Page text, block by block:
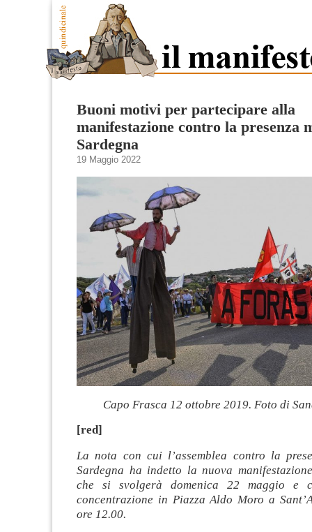
Buoni motivi per partecipare alla
manifestazione contro la presenza
Sardegna
19 Maggio 2022
Capo Frasca 12 ottobre 2019. Foto di
[red]
La nota con cui l’assemblea contro la
Sardegna ha indetto la nuova
che si svolgerà domenica 22 maggio e
concentrazione in Piazza Aldo Moro a
ore 12.00.